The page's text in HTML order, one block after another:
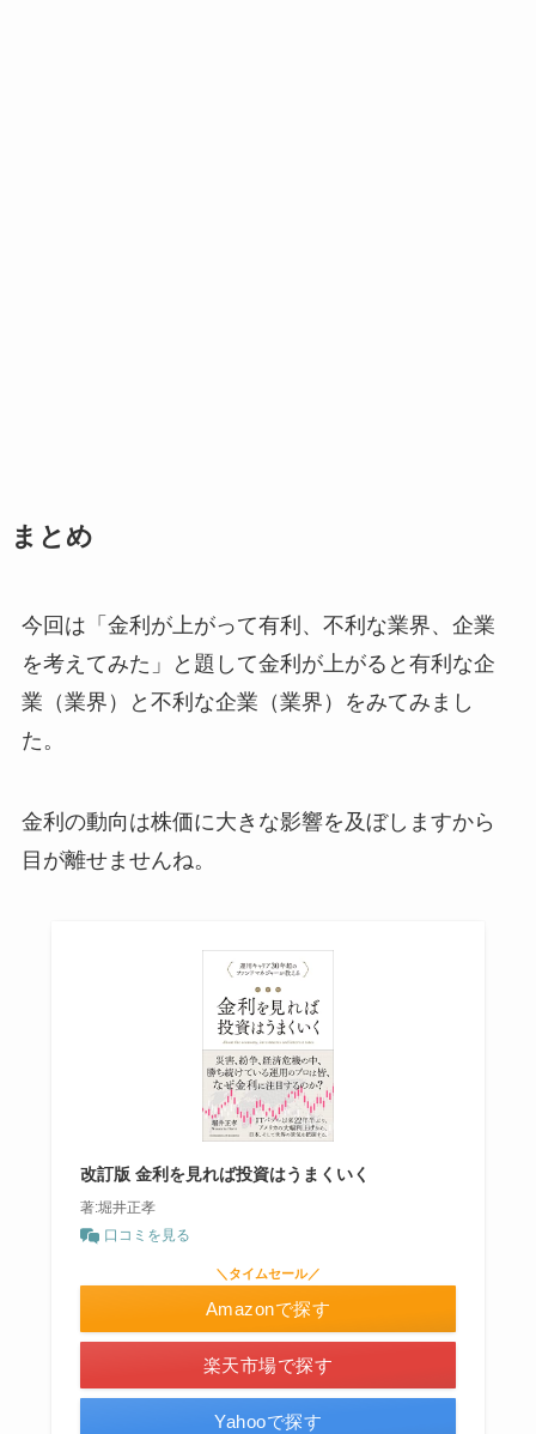
まとめ
今回は「金利が上がって有利、不利な業界、企業
を考えてみた」と題して金利が上がると有利な企
業（業界）と不利な企業（業界）をみてみまし
た。
金利の動向は株価に大きな影響を及ぼしますから
目が離せませんね。
改訂版 金利を見れば投資はうまくいく
著:堀井正孝
口コミを見る
＼タイムセール／
Amazonで探す
楽天市場で探す
Yahooで探す